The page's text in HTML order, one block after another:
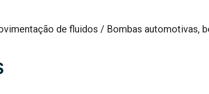
de fluidos / Bombas automotivas,